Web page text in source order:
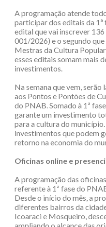
A programação atende
participar dos editais da
edital que vai inscrever
001/2026) e o segundo
Mestras da Cultura
esses editais somam mais
investimentos.
Na semana que vem,
aos Pontos e Pontões de
do PNAB. Somado à 1ª
garante um investimento
para a cultura do
investimentos que podem
retorno na economia do
Oficinas online e
A programação das
referente à 1ª fase do
Desde o início do mês, a
diferentes bairros da
Icoaraci e Mosqueiro,